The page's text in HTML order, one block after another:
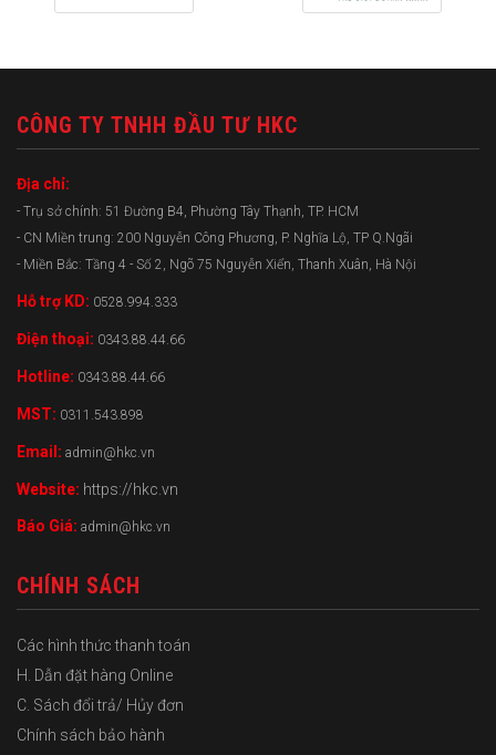
CÔNG TY TNHH ĐẦU TƯ HKC
Địa chỉ:
- Trụ sở chính: 51 Đường B4, Phường Tây Thạnh, TP. HCM
- CN Miền trung: 200 Nguyễn Công Phương, P. Nghĩa Lộ, TP Q.Ngãi
- Miền Bắc: Tầng 4 - Số 2, Ngõ 75 Nguyễn Xiển, Thanh Xuân, Hà Nội
Hỗ trợ KD: 0528.994.333
Điện thoại: 0343.88.44.66
Hotline: 0343.88.44.66
MST: 0311.543.898
Email: admin@hkc.vn
Website: https://hkc.vn
Báo Giá: admin@hkc.vn
CHÍNH SÁCH
Các hình thức thanh toán
H. Dẫn đặt hàng Online
C. Sách đổi trả/ Hủy đơn
Chính sách bảo hành